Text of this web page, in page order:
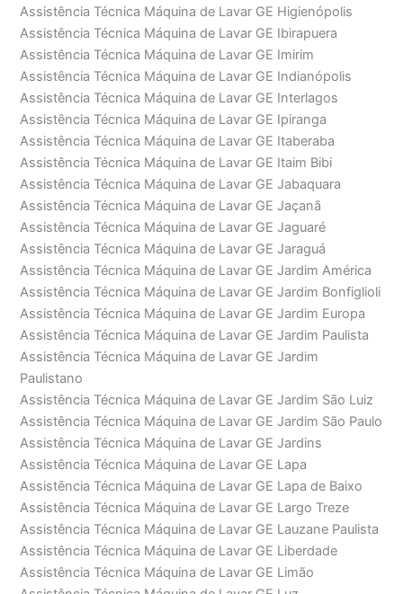
Assistência Técnica Máquina de Lavar GE Higienópolis
Assistência Técnica Máquina de Lavar GE Ibirapuera
Assistência Técnica Máquina de Lavar GE Imirim
Assistência Técnica Máquina de Lavar GE Indianópolis
Assistência Técnica Máquina de Lavar GE Interlagos
Assistência Técnica Máquina de Lavar GE Ipiranga
Assistência Técnica Máquina de Lavar GE Itaberaba
Assistência Técnica Máquina de Lavar GE Itaim Bibi
Assistência Técnica Máquina de Lavar GE Jabaquara
Assistência Técnica Máquina de Lavar GE Jaçanã
Assistência Técnica Máquina de Lavar GE Jaguaré
Assistência Técnica Máquina de Lavar GE Jaraguá
Assistência Técnica Máquina de Lavar GE Jardim América
Assistência Técnica Máquina de Lavar GE Jardim Bonfiglioli
Assistência Técnica Máquina de Lavar GE Jardim Europa
Assistência Técnica Máquina de Lavar GE Jardim Paulista
Assistência Técnica Máquina de Lavar GE Jardim
Paulistano
Assistência Técnica Máquina de Lavar GE Jardim São Luiz
Assistência Técnica Máquina de Lavar GE Jardim São Paulo
Assistência Técnica Máquina de Lavar GE Jardins
Assistência Técnica Máquina de Lavar GE Lapa
Assistência Técnica Máquina de Lavar GE Lapa de Baixo
Assistência Técnica Máquina de Lavar GE Largo Treze
Assistência Técnica Máquina de Lavar GE Lauzane Paulista
Assistência Técnica Máquina de Lavar GE Liberdade
Assistência Técnica Máquina de Lavar GE Limão